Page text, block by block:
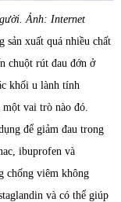
Ảnh: Internet
xuất quá nhiều chất
chuột rút đau đớn ở
khối u lành tính
vai trò nào đó.
để giảm đau trong
ibuprofen và
chống viêm không
và có thể giúp